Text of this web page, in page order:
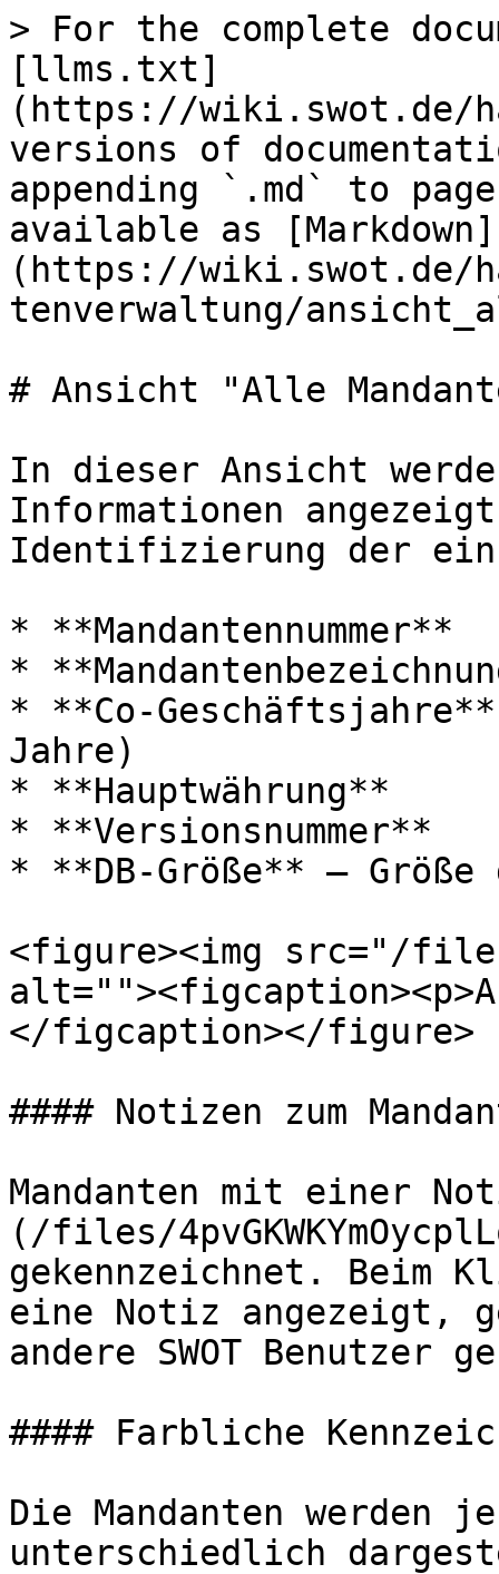
> For the complete
[llms.txt]
(https://wiki.swot.de/
versions of
appending `.md` to
available as [Markdown]
(https://wiki.swot.de/
tenverwaltung/
# Ansicht "Alle
In dieser Ansicht
Informationen
Identifizierung der
* **Mandantennummer**
*
* **Co-
Jahre)
* **Hauptwährung**
* **Versionsnummer**
* **DB-Größe** – Größe
<figure><img src="/files/
</figcaption></figure>
#### Notizen zum
Mandanten mit einer
(/files/
gekennzeichnet. Beim
eine Notiz angezeigt,
andere SWOT Benutzer
#### Farbliche
Die Mandanten
unterschiedlich